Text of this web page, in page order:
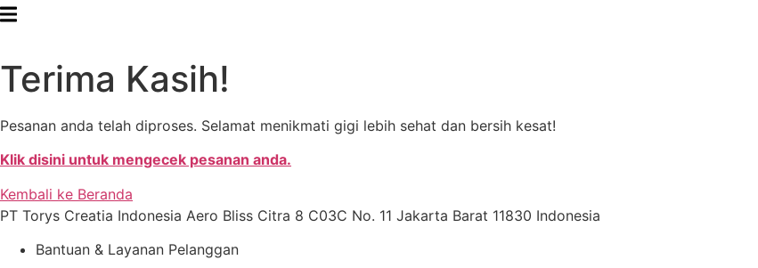
Terima Kasih!
Pesanan anda telah diproses. Selamat menikmati gigi lebih sehat dan bersih kesat!
Klik disini untuk mengecek pesanan anda.
Kembali ke Beranda
PT Torys Creatia Indonesia Aero Bliss Citra 8 C03C No. 11 Jakarta Barat 11830 Indonesia
Bantuan & Layanan Pelanggan